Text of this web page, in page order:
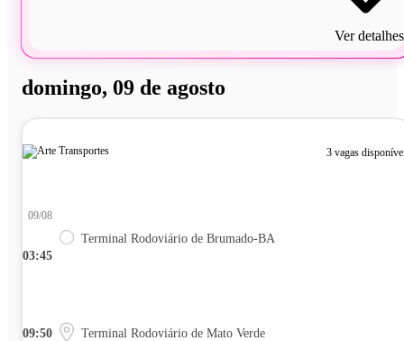
Ver detalhes
domingo, 09 de agosto
3 vagas
03:45
09/08
Terminal Rodoviário de Brumado-BA
09:50 Terminal Rodoviário de Mato Verde